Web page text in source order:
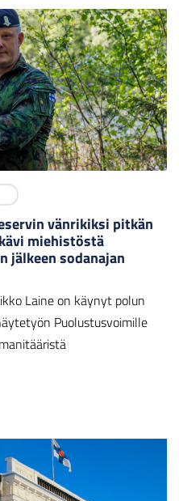
vänrikiksi pitkän
miehistöstä
jälkeen sodanajan
Laine on käynyt polun
Puolustusvoimille